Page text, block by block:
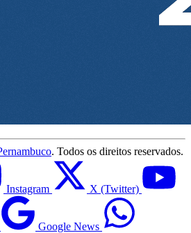
. Todos os direitos reservados.
Instagram X (Twitter)
Google News